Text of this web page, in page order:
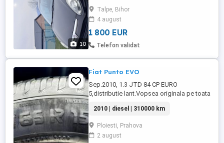
10
Talpe, Bihor
4 august
1 800 EUR
Telefon validat
Fiat Punto EVO
Sep.2010, 1.3 JTD 84 CP EURO
5,distributie lant.Vopsea originala pe toata
310 mii km, Import Olanda, primul
proprietoar in Rom
(RAR,nr.negre),schimbat ulei si toate
filtrele la 305mii km si schimbat toate
2010 | diesel | 310000 km
Ploiesti, Prahova
2 august